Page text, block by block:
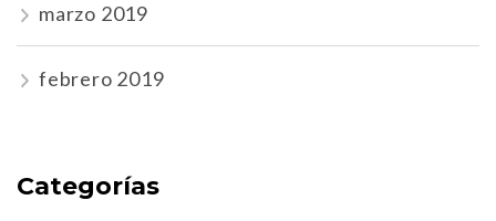
marzo 2019
febrero 2019
Categorías